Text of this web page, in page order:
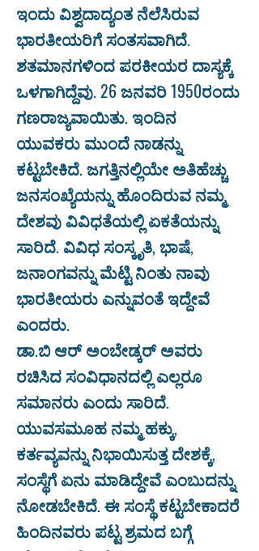
ಇಂದು ವಿಶ್ವದಾದ್ಯಂತ ನೆಲೆಸಿರುವ
ಭಾರತೀಯರಿಗೆ ಸಂತಸವಾಗಿದೆ.
ಶತಮಾನಗಳಿಂದ ಪರಕೀಯರ ದಾಸ್ಯಕ್ಕೆ
ಒಳಗಾಗಿದ್ದೆವು. 26 ಜನವರಿ 1950ರಂದು
ಗಣರಾಜ್ಯವಾಯಿತು. ಇಂದಿನ
ಯುವಕರು ಮುಂದೆ ನಾಡನ್ನು
ಕಟ್ಟಬೇಕಿದೆ. ಜಗತ್ತಿನಲ್ಲಿಯೇ ಅತಿಹೆಚ್ಚು
ಜನಸಂಖ್ಯೆಯನ್ನು ಹೊಂದಿರುವ ನಮ್ಮ
ದೇಶವು ವಿವಿಧತೆಯಲ್ಲಿ ಏಕತೆಯನ್ನು
ಸಾರಿದೆ. ವಿವಿಧ ಸಂಸ್ಕೃತಿ, ಭಾಷೆ,
ಜನಾಂಗವನ್ನು ಮೆಟ್ಟಿ ನಿಂತು ನಾವು
ಭಾರತೀಯರು ಎನ್ನುವಂತೆ ಇದ್ದೇವೆ
ಎಂದರು.
ಡಾ.ಬಿ ಆರ್ ಅಂಬೇಡ್ಕರ್ ಅವರು
ರಚಿಸಿದ ಸಂವಿಧಾನದಲ್ಲಿ ಎಲ್ಲರೂ
ಸಮಾನರು ಎಂದು ಸಾರಿದೆ.
ಯುವಸಮೂಹ ನಮ್ಮ ಹಕ್ಕು,
ಕರ್ತವ್ಯವನ್ನು ನಿಭಾಯಿಸುತ್ತ ದೇಶಕ್ಕೆ,
ಸಂಸ್ಥೆಗೆ ಏನು ಮಾಡಿದ್ದೇವೆ ಎಂಬುದನ್ನು
ನೋಡಬೇಕಿದೆ. ಈ ಸಂಸ್ಥೆ ಕಟ್ಟಬೇಕಾದರೆ
ಹಿಂದಿನವರು ಪಟ್ಟ ಶ್ರಮದ ಬಗ್ಗೆ